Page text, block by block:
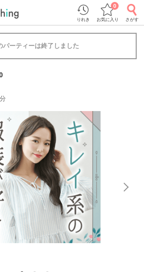
りれき お気に入り
0
さがす
パーティーは終了しました